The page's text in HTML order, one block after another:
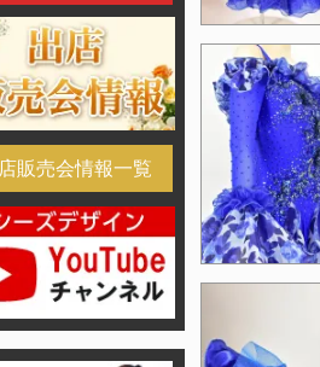
販売会情報一覧